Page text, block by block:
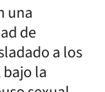
una
de
a los
la